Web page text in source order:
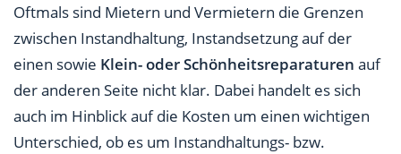
Oftmals sind Mietern und Vermietern die Grenzen
zwischen Instandhaltung, Instandsetzung auf der
einen sowie Klein- oder Schönheitsreparaturen auf
der anderen Seite nicht klar. Dabei handelt es sich
auch im Hinblick auf die Kosten um einen wichtigen
Unterschied, ob es um Instandhaltungs- bzw.